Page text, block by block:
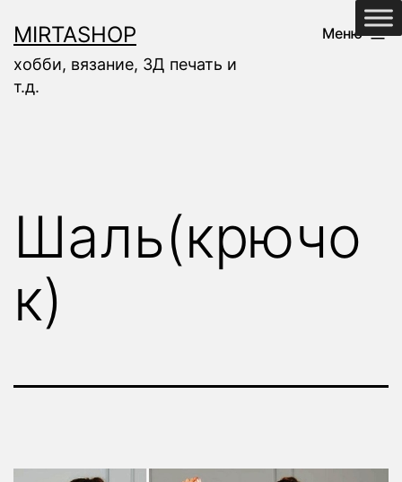
содержимому
MIRTASHOP
хобби, вязание, 3Д печать и
т.д.
Меню
Шаль(крючо
к)